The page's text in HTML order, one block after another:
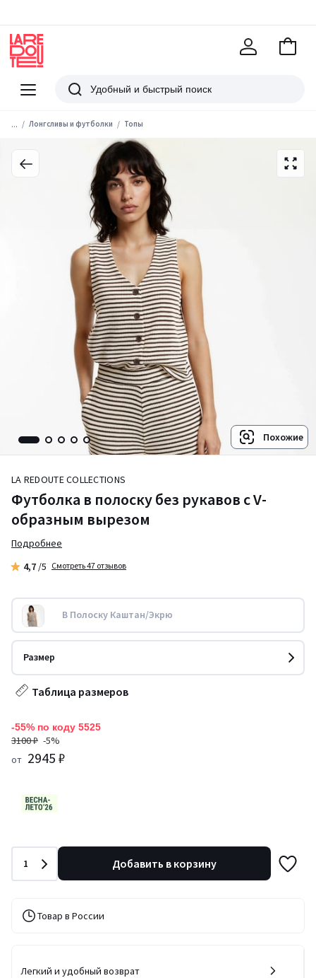
Меню
Redoute
Поиск
В
... Лонгсливы и футболки Топы
Похожие
LA REDOUTE COLLECTIONS
Футболка в полоску без рукавов с V-
образным вырезом
Подробнее
4,7 /5 Смотреть 47 отзывов
В Полоску Каштан/Экрю
Размер
Таблица размеров
-55% по коду 5525
3100 ₽ -5%
от 2945 ₽
Количество
1 Добавить в корзину
Товар в России
Легкий и удобный возврат